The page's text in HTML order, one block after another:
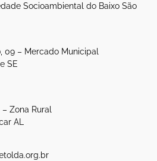
Socioambiental do Baixo São
09 – Mercado Municipal
SE
Zona Rural
AL